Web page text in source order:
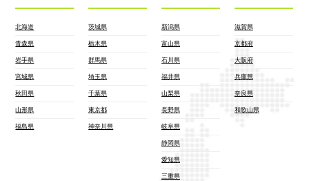
北海道
青森県
岩手県
宮城県
秋田県
山形県
福島県
茨城県
栃木県
群馬県
埼玉県
千葉県
東京都
神奈川県
新潟県
富山県
石川県
福井県
山梨県
長野県
岐阜県
静岡県
愛知県
三重県
滋賀県
京都府
大阪府
兵庫県
奈良県
和歌山県